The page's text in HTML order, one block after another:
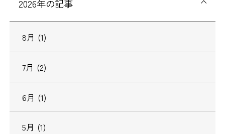
2026年の記事
8月 (1)
7月 (2)
6月 (1)
5月 (1)